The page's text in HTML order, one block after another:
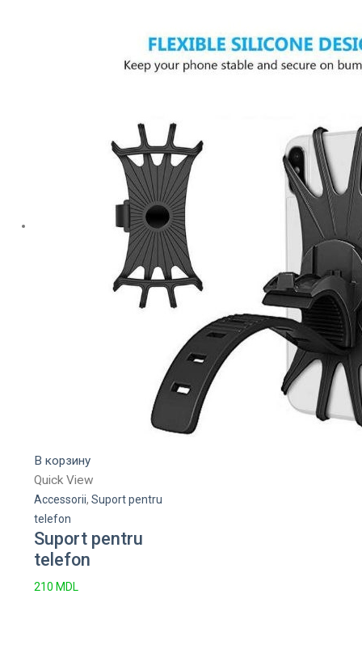
В корзину
Quick View
Accessorii, Suport pentru
telefon
Suport pentru
telefon
210 MDL